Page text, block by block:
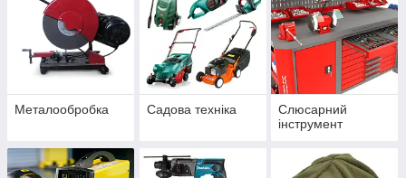
Металообробка Садова техніка
Слюсарний
інструмент